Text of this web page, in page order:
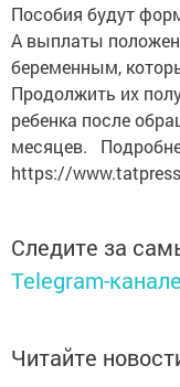
Пособия будут
А выплаты
беременным,
Продолжить их
ребенка после
месяцев.
https://
Следите за
Telegram-канале
Читайте